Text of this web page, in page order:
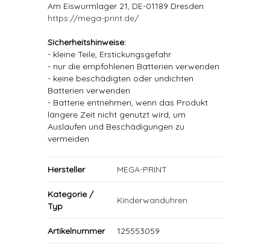
Am Eiswurmlager 21, DE-01189 Dresden
https://mega-print.de/
Sicherheitshinweise:
- kleine Teile, Erstickungsgefahr
- nur die empfohlenen Batterien verwenden
- keine beschädigten oder undichten
Batterien verwenden
- Batterie entnehmen, wenn das Produkt
längere Zeit nicht genutzt wird, um
Auslaufen und Beschädigungen zu
vermeiden
Hersteller MEGA-PRINT
Kategorie /
Typ
Kinderwanduhren
Artikelnummer 125553059